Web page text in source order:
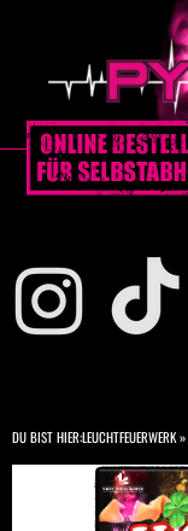
DU BIST HIER:LEUCHTFEUERWERK»